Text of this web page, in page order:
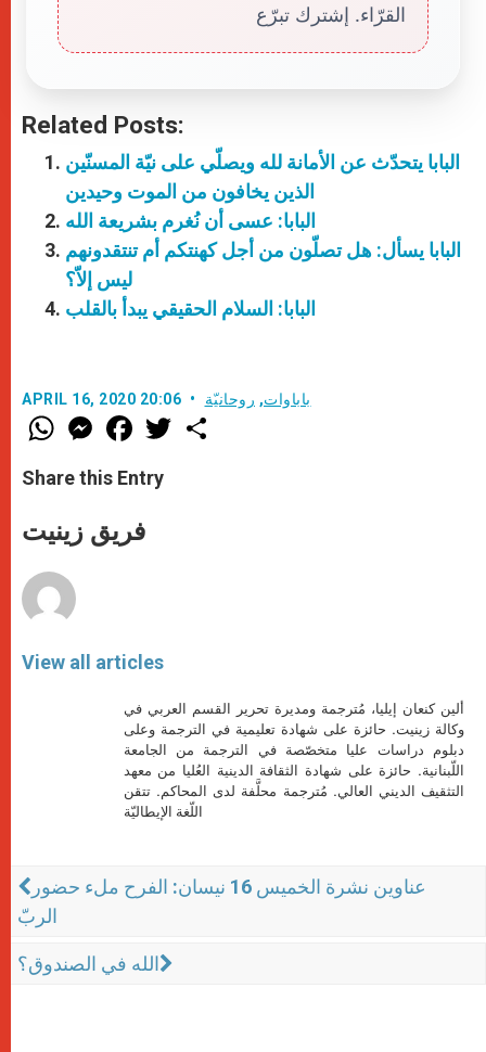
القرّاء. إشترك تبرّع
Related Posts:
البابا يتحدّث عن الأمانة لله ويصلّي على نيّة المسنّين
الذين يخافون من الموت وحيدين
البابا: عسى أن نُغرم بشريعة الله
البابا يسأل: هل تصلّون من أجل كهنتكم أم تنتقدونهم
ليس إلاّ؟
البابا: السلام الحقيقي يبدأ بالقلب
APRIL 16, 2020 20:06 باباوات, روحانيّة
W
h
t
s
p
p
M
e
s
e
g
e
F
a
e
b
o
k
w
Share this Entry
فريق زينيت
View all articles
ألين كنعان إيليا، مُترجمة ومديرة تحرير القسم العربي في
وكالة زينيت. حائزة على شهادة تعليمية في الترجمة وعلى
دبلوم دراسات عليا متخصّصة في الترجمة من الجامعة
اللّبنانية. حائزة على شهادة الثقافة الدينية العُليا من معهد
التثقيف الديني العالي. مُترجمة محلَّفة لدى المحاكم. تتقن
اللّغة الإيطاليّة
عناوين نشرة الخميس 16 نيسان: الفرح ملء حضور
الربّ
الله في الصندوق؟